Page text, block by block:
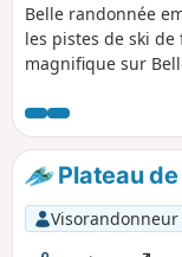
Belle randonnée
les pistes de ski
magnifique sur
depuis la Molière
Plateau de
Visorandonneur